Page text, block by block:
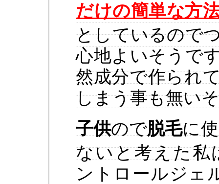
だけの簡単な方
としているので
心地よいそうで
然成分で作られ
しまう事も無い
子供ので脱毛に
ないと考えた私
ントロールジェ